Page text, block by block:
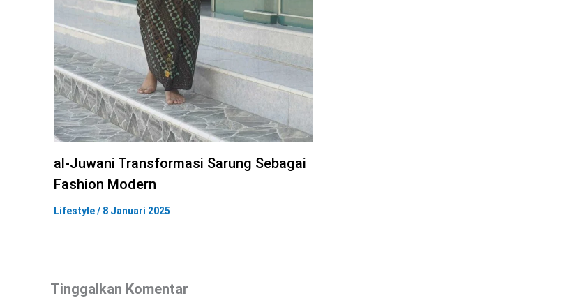
al-Juwani Transformasi Sarung Sebagai
Fashion Modern
Lifestyle/ 8 Januari 2025
Tinggalkan Komentar